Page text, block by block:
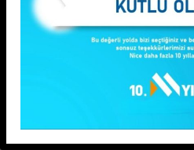
Blog
TEMİZLİK FİRMASI Sektörde